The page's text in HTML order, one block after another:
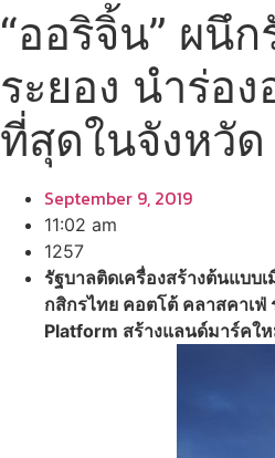
“ออริจิ้น” ผนึ
ระยอง นำร่อ
ที่สุดในจังหวัด
September 9, 2019
11:02 am
1257
รัฐบาลติดเครื่องสร้างต้นแบ
กสิกรไทย คอตโต้ คลาสคาเ
Platform สร้างแลนด์มาร์คใ